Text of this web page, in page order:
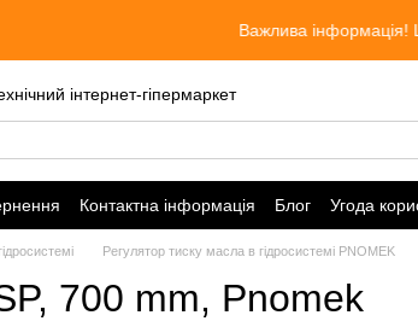
Важлива інформація! Ціни
інтернет-гіпермаркет
Контактна інформація Блог Угода
Регулятор тиску масла в гідросистемі PNOMEK
700 mm, Pnomek